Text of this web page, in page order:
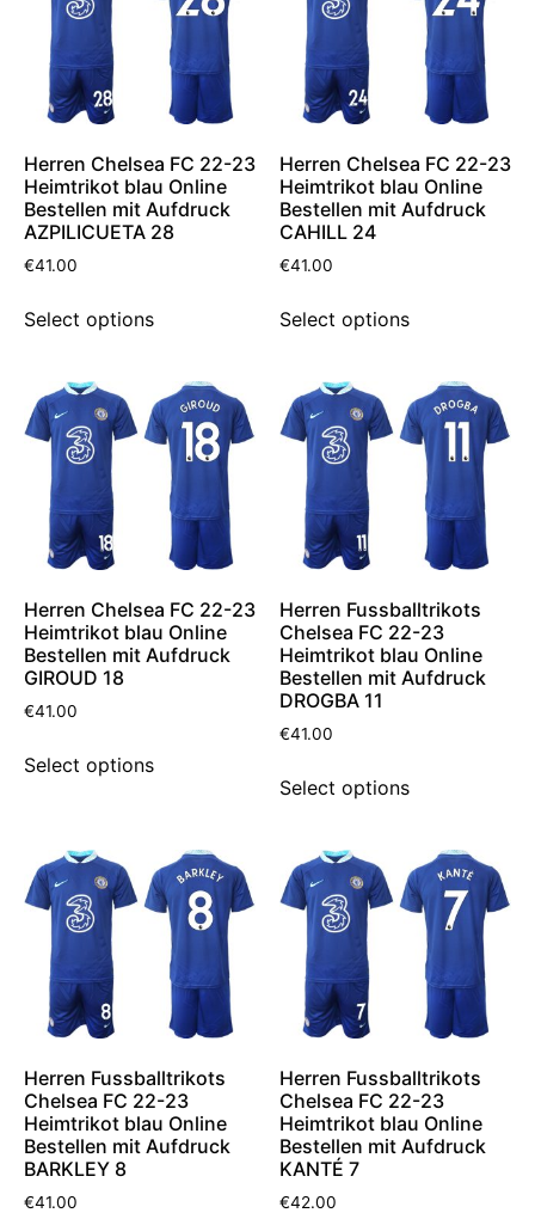
Herren Chelsea FC 22-23
Heimtrikot blau Online
Bestellen mit Aufdruck
AZPILICUETA 28
€41.00
Select options
Herren Chelsea FC 22-23
Heimtrikot blau Online
Bestellen mit Aufdruck
CAHILL 24
€41.00
Select options
Herren Chelsea FC 22-23
Heimtrikot blau Online
Bestellen mit Aufdruck
GIROUD 18
€41.00
Select options
Herren Fussballtrikots
Chelsea FC 22-23
Heimtrikot blau Online
Bestellen mit Aufdruck
DROGBA 11
€41.00
Select options
Herren Fussballtrikots
Chelsea FC 22-23
Heimtrikot blau Online
Bestellen mit Aufdruck
BARKLEY 8
€41.00
Herren Fussballtrikots
Chelsea FC 22-23
Heimtrikot blau Online
Bestellen mit Aufdruck
KANTÉ 7
€42.00